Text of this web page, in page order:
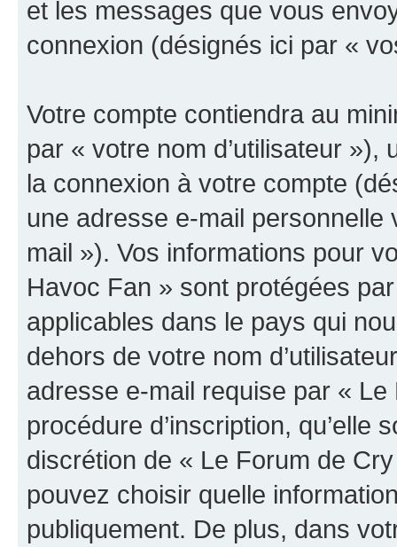
et les messages que vous
connexion (désignés ici par «
Votre compte contiendra au
par « votre nom d’utilisateur
la connexion à votre compte
une adresse e-mail
mail »). Vos informations pour
Havoc Fan » sont protégées
applicables dans le pays qui
dehors de votre nom
adresse e-mail requise par «
procédure d’inscription, qu’elle
discrétion de « Le Forum de
pouvez choisir quelle
publiquement. De plus, dans